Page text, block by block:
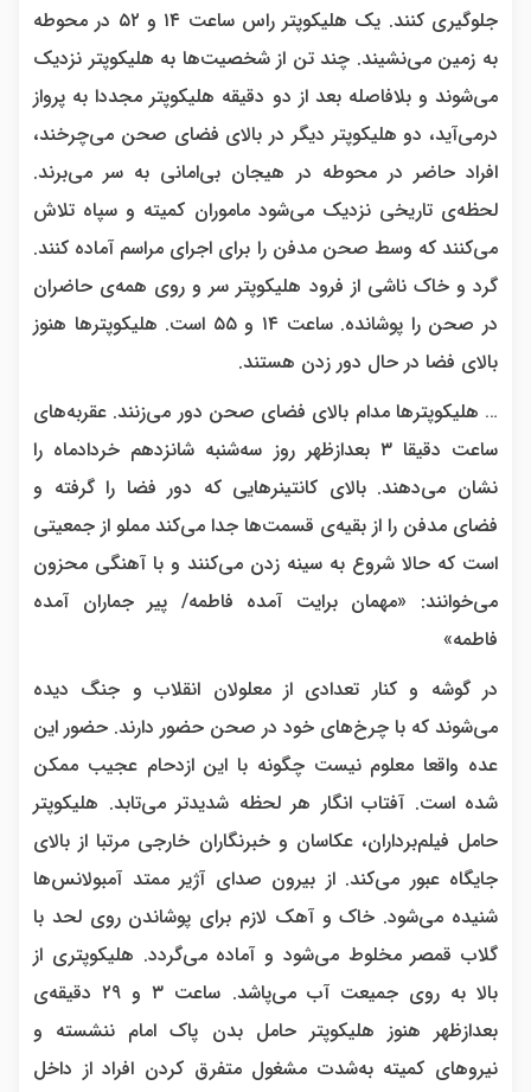
جلوگیری کنند. یک هلیکوپتر راس ساعت ۱۴ و ۵۲ در محوطه
به زمین می‌نشیند. چند تن از شخصیت‌ها به هلیکوپتر نزدیک
می‌شوند و بلافاصله بعد از دو دقیقه هلیکوپتر مجددا به پرواز
درمی‌آید، دو هلیکوپتر دیگر در بالای فضای صحن می‌چرخند،
افراد حاضر در محوطه در هیجان بی‌امانی به سر می‌برند.
لحظه‌ی تاریخی نزدیک می‌شود ماموران کمیته و سپاه تلاش
می‌کنند که وسط صحن مدفن را برای اجرای مراسم آماده کنند.
گرد و خاک ناشی از فرود هلیکوپتر سر و روی همه‌ی حاضران
در صحن را پوشانده. ساعت ۱۴ و ۵۵ است. هلیکوپترها هنوز
بالای فضا در حال دور زدن هستند.
… هلیکوپترها مدام بالای فضای صحن دور می‌زنند. عقربه‌های
ساعت دقیقا ۳ بعدازظهر روز سه‌شنبه شانزدهم خردادماه را
نشان می‌دهند. بالای کانتینرهایی که دور فضا را گرفته و
فضای مدفن را از بقیه‌ی قسمت‌ها جدا می‌کند مملو از جمعیتی
است که حالا شروع به سینه زدن می‌کنند و با آهنگی محزون
می‌خوانند: «مهمان برایت آمده فاطمه/ پیر جماران آمده
فاطمه»
در گوشه و کنار تعدادی از معلولان انقلاب و جنگ‌ دیده
می‌شوند که با چرخ‌های خود در صحن حضور دارند. حضور این
عده واقعا معلوم نیست چگونه با این ازدحام عجیب ممکن
شده است. آفتاب انگار هر لحظه شدیدتر می‌تابد. هلیکوپتر
حامل فیلم‌برداران، عکاسان و خبرنگاران خارجی مرتبا از بالای
جایگاه عبور می‌کند. از بیرون صدای آژیر ممتد آمبولانس‌ها
شنیده می‌شود. خاک و آهک لازم برای پوشاندن روی لحد با
گلاب قمصر مخلوط می‌شود و آماده می‌گردد. هلیکوپتری از
بالا به روی جمیعت آب می‌پاشد. ساعت ۳ و ۲۹ دقیقه‌ی
بعدازظهر هنوز هلیکوپتر حامل بدن پاک امام ننشسته و
نیروهای کمیته به‌شدت مشغول متفرق کردن افراد از داخل